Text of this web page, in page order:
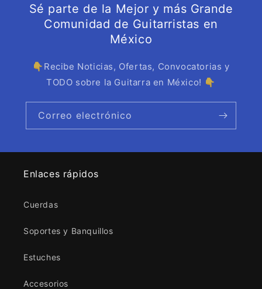
Sé parte de la Mejor y más Grande
Comunidad de Guitarristas en
México
👇Recibe Noticias, Ofertas, Convocatorias y
TODO sobre la Guitarra en México! 👇
Correo electrónico
Enlaces rápidos
Cuerdas
Soportes y Banquillos
Estuches
Accesorios